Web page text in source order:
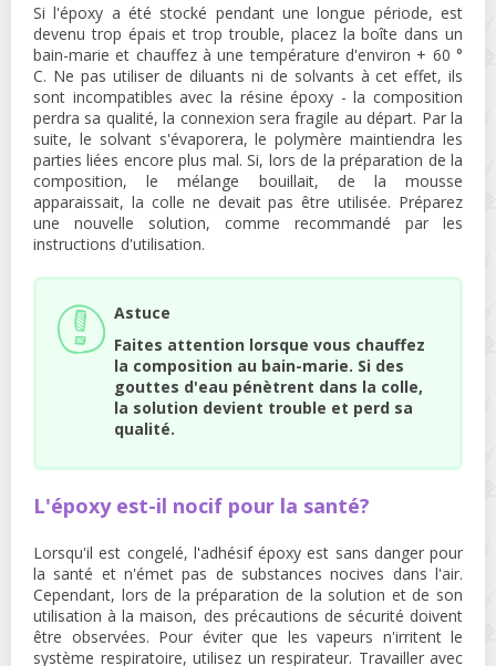
Si l'époxy a été stocké pendant une longue période, est
devenu trop épais et trop trouble, placez la boîte dans un
bain-marie et chauffez à une température d'environ + 60 °
C. Ne pas utiliser de diluants ni de solvants à cet effet, ils
sont incompatibles avec la résine époxy - la composition
perdra sa qualité, la connexion sera fragile au départ. Par la
suite, le solvant s'évaporera, le polymère maintiendra les
parties liées encore plus mal. Si, lors de la préparation de la
composition, le mélange bouillait, de la mousse
apparaissait, la colle ne devait pas être utilisée. Préparez
une nouvelle solution, comme recommandé par les
instructions d'utilisation.
Astuce
Faites attention lorsque vous chauffez
la composition au bain-marie. Si des
gouttes d'eau pénètrent dans la colle,
la solution devient trouble et perd sa
qualité.
L'époxy est-il nocif pour la santé?
Lorsqu'il est congelé, l'adhésif époxy est sans danger pour
la santé et n'émet pas de substances nocives dans l'air.
Cependant, lors de la préparation de la solution et de son
utilisation à la maison, des précautions de sécurité doivent
être observées. Pour éviter que les vapeurs n'irritent le
système respiratoire, utilisez un respirateur. Travailler avec